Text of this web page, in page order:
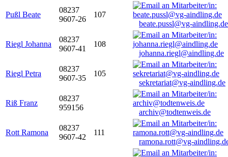
Pußl Beate
08237
9607-26
107
beate.pussl@vg-aindling.de
Riegl Johanna
08237
9607-41
108
johanna.riegl@aindling.de
Riegl Petra
08237
9607-35
105
sekretariat@vg-aindling.de
Riß Franz
08237
959156
archiv@todtenweis.de
Rott Ramona
08237
9607-42
111
ramona.rott@vg-